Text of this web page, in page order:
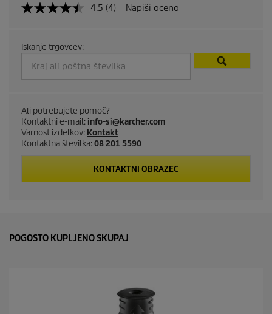
o
d
u
c
t
p
r
i
e
4.5 (4) Napiši oceno
Iskanje trgovcev:
Ali potrebujete pomoč?
Kontaktni e-mail: info-si@karcher.com
Varnost izdelkov: Kontakt
Kontaktna številka:08 201 5590
KONTAKTNI OBRAZEC
POGOSTO KUPLJENO SKUPAJ